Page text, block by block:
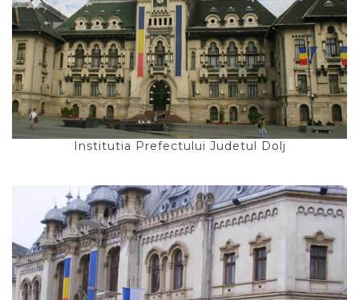
Institutia Prefectului Judetul Dolj